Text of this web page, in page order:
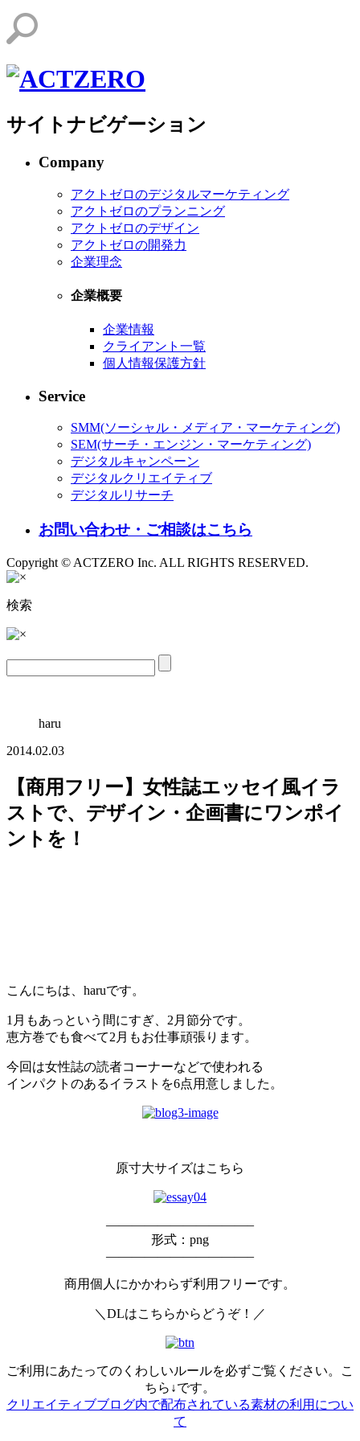
サイトナビゲーション
Company
アクトゼロのデジタルマーケティング
アクトゼロのプランニング
アクトゼロのデザイン
アクトゼロの開発力
企業理念
企業概要
企業情報
クライアント一覧
個人情報保護方針
Service
SMM(ソーシャル・メディア・マーケティング)
SEM(サーチ・エンジン・マーケティング)
デジタルキャンペーン
デジタルクリエイティブ
デジタルリサーチ
お問い合わせ・ご相談はこちら
Copyright © ACTZERO Inc. ALL RIGHTS RESERVED.
検索
haru
2014.02.03
【商用フリー】女性誌エッセイ風イラ
ストで、デザイン・企画書にワンポイ
ントを！
こんにちは、haruです。
1月もあっという間にすぎ、2月節分です。
恵方巻でも食べて2月もお仕事頑張ります。
今回は女性誌の読者コーナーなどで使われる
インパクトのあるイラストを6点用意しました。
原寸大サイズはこちら
———————————–
形式：png
———————————–
商用個人にかかわらず利用フリーです。
＼DLはこちらからどうぞ！／
ご利用にあたってのくわしいルールを必ずご覧ください。こ
ちら↓です。
クリエイティブブログ内で配布されている素材の利用につい
て